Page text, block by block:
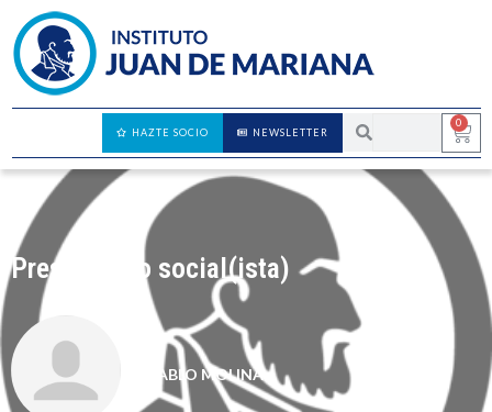
0
NEWSLETTER
HAZTE SOCIO
Presupuesto social(ista)
PABLO MOLINA